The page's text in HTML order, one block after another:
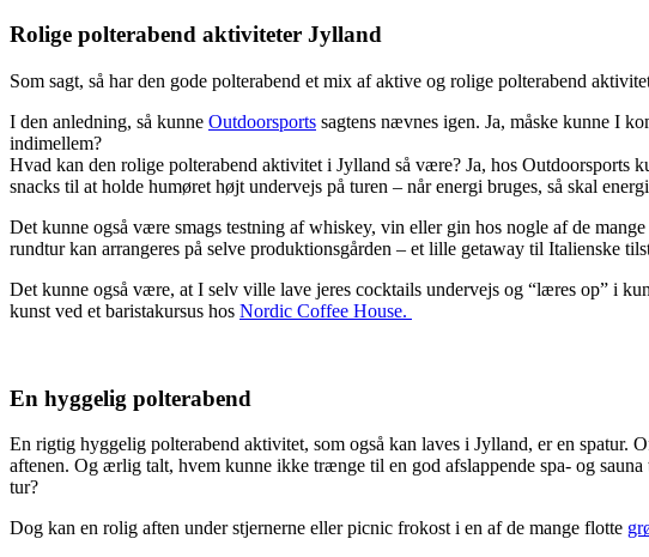
Rolige polterabend aktiviteter Jylland
Som sagt, så har den gode polterabend et mix af aktive og rolige polterabend
I den anledning, så kunne Outdoorsports sagtens nævnes igen. Ja, måske kunne I
indimellem?
Hvad kan den rolige polterabend aktivitet i Jylland så være? Ja, hos
snacks til at holde humøret højt undervejs på turen – når energi bruges, så skal
Det kunne også være smags testning af whiskey, vin eller gin hos nogle af de mange
rundtur kan arrangeres på selve produktionsgården – et lille getaway til Italienske
Det kunne også være, at I selv ville lave jeres cocktails undervejs og “læres op” i
kunst ved et baristakursus hos Nordic Coffee House.
En hyggelig polterabend
En rigtig hyggelig polterabend aktivitet, som også kan laves i Jylland, er en spatur.
aftenen. Og ærlig talt, hvem kunne ikke trænge til en god afslappende spa- og sauna
tur?
Dog kan en rolig aften under stjernerne eller picnic frokost i en af de mange flotte